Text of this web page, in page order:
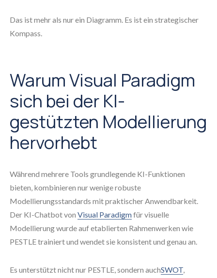
Das ist mehr als nur ein Diagramm. Es ist ein strategischer
Kompass.
Warum Visual Paradigm
sich bei der KI-
gestützten Modellierung
hervorhebt
Während mehrere Tools grundlegende KI-Funktionen
bieten, kombinieren nur wenige robuste
Modellierungsstandards mit praktischer Anwendbarkeit.
Der KI-Chatbot von Visual Paradigmfür visuelle
Modellierung wurde auf etablierten Rahmenwerken wie
PESTLE trainiert und wendet sie konsistent und genau an.
Es unterstützt nicht nur PESTLE, sondern auchSWOT,